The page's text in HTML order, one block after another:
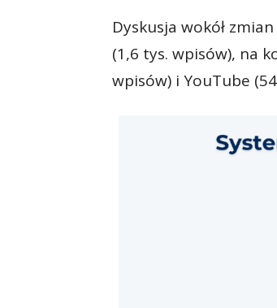
Dyskusja wokół
(1,6 tys. wpisów), na
wpisów) i YouTube